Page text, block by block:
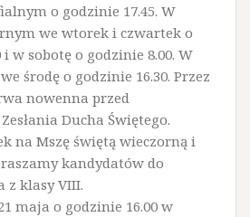
o godzinie 17.45. W
we wtorek i czwartek o
i w sobotę o godzinie 8.00. W
środę o godzinie 16.30. Przez
nowenna przed
Ducha Świętego.
na Mszę świętą wieczorną i
kandydatów do
z klasy VIII.
maja o godzinie 16.00 w